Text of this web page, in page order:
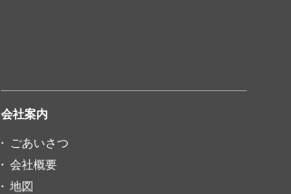
会社案内
ごあいさつ
会社概要
地図